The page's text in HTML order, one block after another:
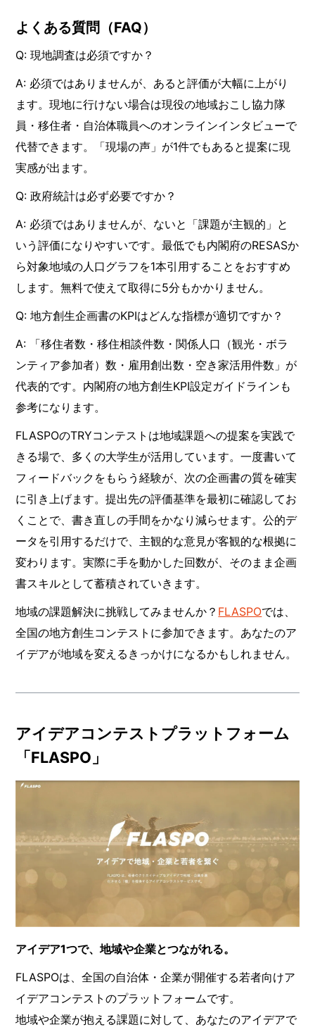
よくある質問（FAQ）
Q: 現地調査は必須ですか？
A: 必須ではありませんが、あると評価が大幅に上がり
ます。現地に行けない場合は現役の地域おこし協力隊
員・移住者・自治体職員へのオンラインインタビューで
代替できます。「現場の声」が1件でもあると提案に現
実感が出ます。
Q: 政府統計は必ず必要ですか？
A: 必須ではありませんが、ないと「課題が主観的」と
いう評価になりやすいです。最低でも内閣府のRESASか
ら対象地域の人口グラフを1本引用することをおすすめ
します。無料で使えて取得に5分もかかりません。
Q: 地方創生企画書のKPIはどんな指標が適切ですか？
A: 「移住者数・移住相談件数・関係人口（観光・ボラ
ンティア参加者）数・雇用創出数・空き家活用件数」が
代表的です。内閣府の地方創生KPI設定ガイドラインも
参考になります。
FLASPOのTRYコンテストは地域課題への提案を実践で
きる場で、多くの大学生が活用しています。一度書いて
フィードバックをもらう経験が、次の企画書の質を確実
に引き上げます。提出先の評価基準を最初に確認してお
くことで、書き直しの手間をかなり減らせます。公的デ
ータを引用するだけで、主観的な意見が客観的な根拠に
変わります。実際に手を動かした回数が、そのまま企画
書スキルとして蓄積されていきます。
地域の課題解決に挑戦してみませんか？ FLASPOでは、
全国の地方創生コンテストに参加できます。あなたのア
イデアが地域を変えるきっかけになるかもしれません。
アイデアコンテストプラットフォーム
「FLASPO」
アイデア1つで、地域や企業とつながれる。
FLASPOは、全国の自治体・企業が開催する若者向けア
イデアコンテストのプラットフォームです。
地域や企業が抱える課題に対して、あなたのアイデアで